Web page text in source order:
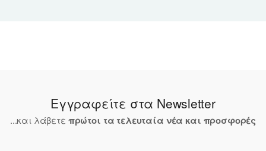
Εγγραφείτε στα Newsletter
...και λάβετε πρώτοι τα τελευταία νέα και προσφορές